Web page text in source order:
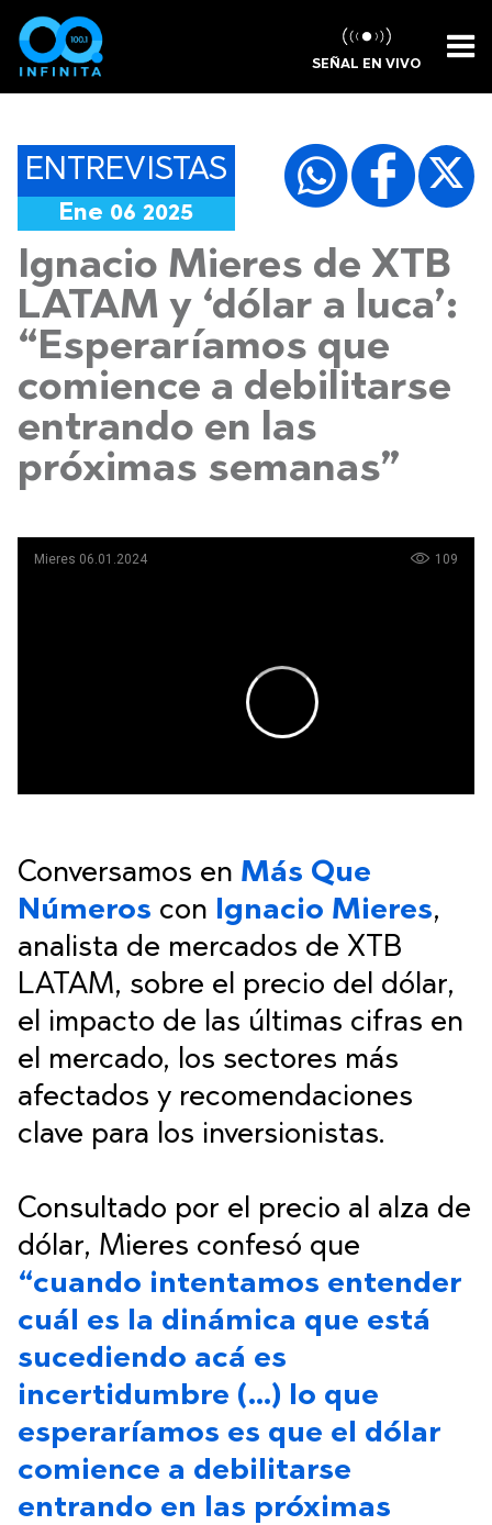
SEÑAL EN VIVO
ENTREVISTAS
Ene 06 2025
Ignacio Mieres de XTB
LATAM y ‘dólar a luca’:
“Esperaríamos que
comience a debilitarse
entrando en las
próximas semanas”
Conversamos en Más Que
Números con Ignacio Mieres,
analista de mercados de XTB
LATAM, sobre el precio del dólar,
el impacto de las últimas cifras en
el mercado, los sectores más
afectados y recomendaciones
clave para los inversionistas.
Consultado por el precio al alza de
dólar, Mieres confesó que
“cuando intentamos entender
cuál es la dinámica que está
sucediendo acá es
incertidumbre (…) lo que
esperaríamos es que el dólar
comience a debilitarse
entrando en las próximas